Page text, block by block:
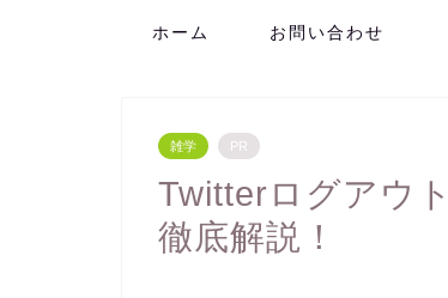
ホーム お問い合わせ
雑学 PR
Twitterログアウ
徹底解説！